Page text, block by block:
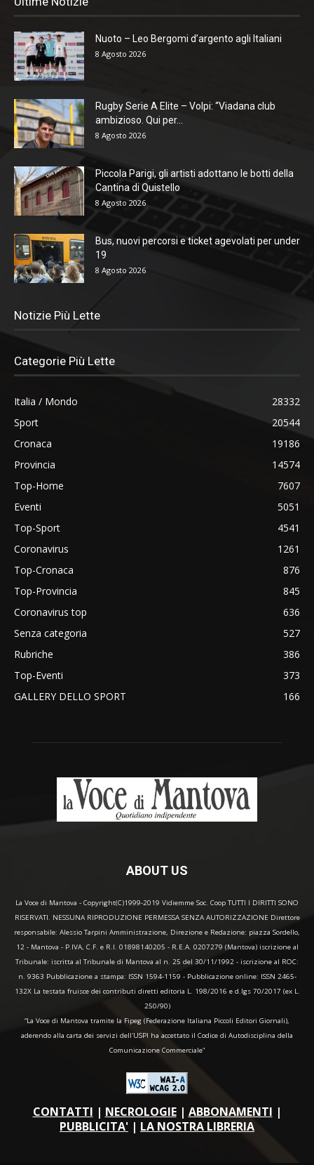
Nuoto – Leo Bergomi d’argento agli Italiani
8 Agosto 2026
Rugby Serie A Elite – Volpi: “Viadana club
ambizioso. Qui per...
8 Agosto 2026
Piccola Parigi, gli artisti adottano le botti della
Cantina di Quistello
8 Agosto 2026
Bus, nuovi percorsi e ticket agevolati per under
19
8 Agosto 2026
Notizie Più Lette
Categorie Più Lette
Italia / Mondo
28332
Sport
20544
Cronaca
19186
Provincia
14574
Top-Home
7607
Eventi
5051
Top-Sport
4541
Coronavirus
1261
Top-Cronaca
876
Top-Provincia
845
Coronavirus top
636
Senza categoria
527
Rubriche
386
Top-Eventi
373
GALLERY DELLO SPORT
166
ABOUT US
La Voce di Mantova - Copyright(C)1999-2019 Vidiemme Soc. Coop TUTTI I DIRITTI SONO
RISERVATI. NESSUNA RIPRODUZIONE PERMESSA SENZA AUTORIZZAZIONE Direttore
responsabile: Alessio Tarpini Amministrazione, Direzione e Redazione: piazza Sordello,
12 - Mantova - P.IVA, C.F. e R.I. 01898140205 - R.E.A. 0207279 (Mantova) iscrizione al
Tribunale: iscritta al Tribunale di Mantova al n. 25 del 30/11/1992 - iscrizione al ROC:
n. 9363 Pubblicazione a stampa: ISSN 1594-1159 - Pubblicazione online: ISSN 2465-
132X La testata fruisce dei contributi diretti editoria L. 198/2016 e d.lgs 70/2017 (ex L.
250/90)
“La Voce di Mantova tramite la Fipeg (Federazione Italiana Piccoli Editori Giornali),
aderendo alla carta dei servizi dell'USPI ha accettato il Codice di Autodisciplina della
Comunicazione Commerciale"
CONTATTI | NECROLOGIE| ABBONAMENTI |
PUBBLICITA' | LA NOSTRA LIBRERIA